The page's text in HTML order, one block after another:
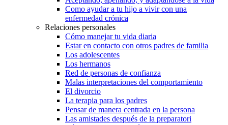
Como ayudar a tu hijo a vivir con una
enfermedad crónica
Relaciones personales
Cómo manejar tu vida diaria
Estar en contacto con otros padres de familia
Los adolescentes
Los hermanos
Red de personas de confianza
Malas interpretaciones del comportamiento
El divorcio
La terapia para los padres
Pensar de manera centrada en la persona
Las amistades después de la preparatori